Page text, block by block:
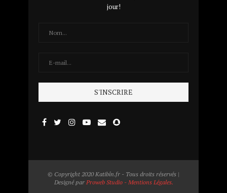
jour!
© Copyright 2020 Katibîn.fr - Tous droits réservés |
Designé par Proweb Studio - Mentions Légales.